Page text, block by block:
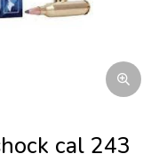
cal 243